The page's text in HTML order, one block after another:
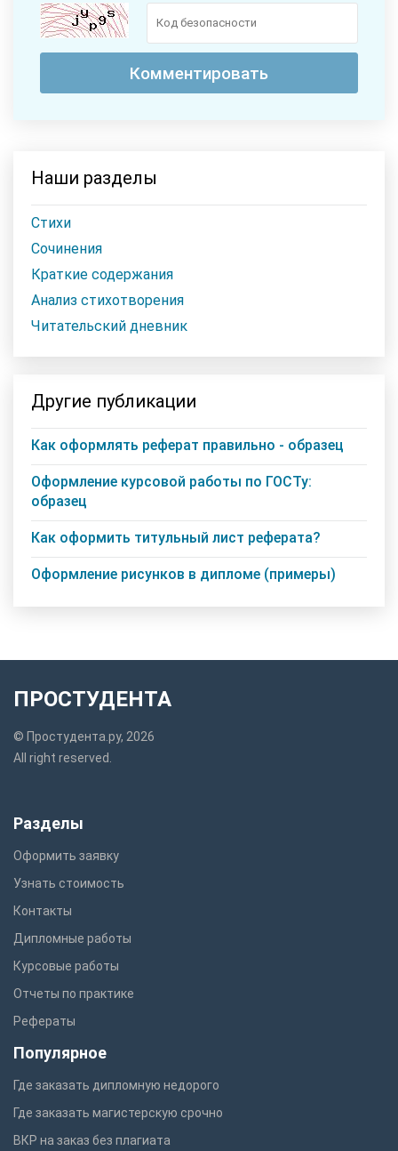
Наши разделы
Стихи
Сочинения
Краткие содержания
Анализ стихотворения
Читательский дневник
Другие публикации
Как оформлять реферат правильно - образец
Оформление курсовой работы по ГОСТу:
образец
Как оформить титульный лист реферата?
Оформление рисунков в дипломе (примеры)
ПРОСТУДЕНТА
© Простудента.ру, 2026
All right reserved.
Разделы
Оформить заявку
Узнать стоимость
Контакты
Дипломные работы
Курсовые работы
Отчеты по практике
Рефераты
Популярное
Где заказать дипломную недорого
Где заказать магистерскую срочно
ВКР на заказ без плагиата